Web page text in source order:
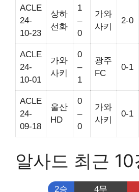
ACLE
24-
10-23
상하
선화
1
–
0
가와
사키
2-0
ACLE
24-
10-01
가와
사키
0
–
1
광주
FC
0-1
ACLE
24-
09-18
울산
HD
0
–
0
가와
사키
0-1
알사드 최근 10
2승 4무